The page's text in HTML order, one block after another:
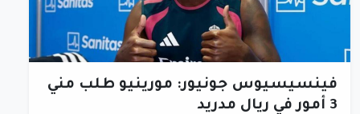
فينسيسيوس جونيور: مورينيو طلب مني
3 أمور في ريال مدريد